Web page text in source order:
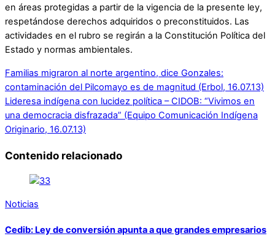
en áreas protegidas a partir de la vigencia de la presente ley,
respetándose derechos adquiridos o preconstituidos. Las
actividades en el rubro se regirán a la Constitución Política del
Estado y normas ambientales.
Familias migraron al norte argentino, dice Gonzales:
contaminación del Pilcomayo es de magnitud (Erbol, 16.07.13)
Lideresa indígena con lucidez política – CIDOB: “Vivimos en
una democracia disfrazada” (Equipo Comunicación Indígena
Originario, 16.07.13)
Contenido relacionado
Noticias
Cedib: Ley de conversión apunta a que grandes empresarios